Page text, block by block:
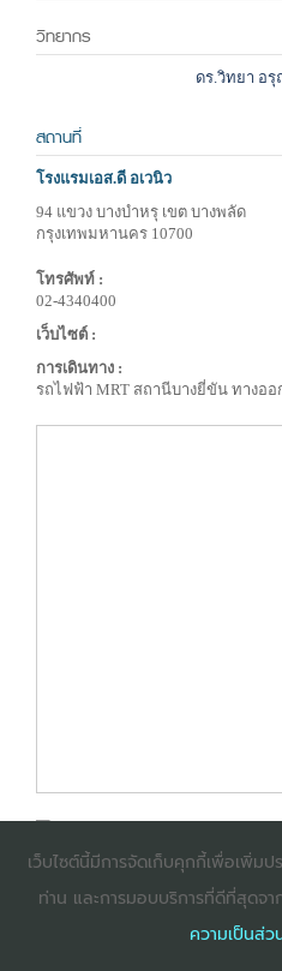
วิทยากร
ดร.วิทยา อ
สถานที่
โรงแรมเอส.ดี อเวนิว
94 แขวง บางบำหรุ เขต บางพลัด
กรุงเทพมหานคร 10700
โทรศัพท์ :
02-4340400
เว็บไซต์ :
การเดินทาง :
รถไฟฟ้า MRT สถานีบางยี่ขัน ทางออ
: InternetExplorer เวอร์ชั่น
: Chrome เวอร์ชั่น
เว็บไซต์นี้มีการจัดเก็บคุกกี้เพื่อเพิ่มป
ท่าน และการมอบบริการที่ดีที่สุดจาก
ความเป็นส่ว